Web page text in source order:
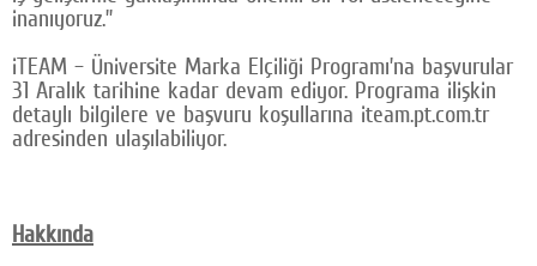
inanıyoruz.”
iTEAM – Üniversite Marka Elçiliği Programı’na başvurular
31 Aralık tarihine kadar devam ediyor. Programa ilişkin
detaylı bilgilere ve başvuru koşullarına iteam.pt.com.tr
adresinden ulaşılabiliyor.
Hakkında